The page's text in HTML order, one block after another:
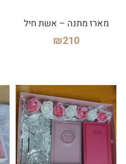
מארז מתנה – אשת חיל
₪210